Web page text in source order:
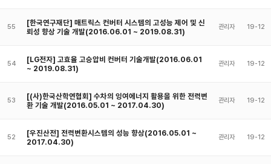
55
[한국연구재단] 매트릭스 컨버터 시스템의 고성능 제어 및 신
뢰성 향상 기술 개발(2016.06.01 ~ 2019.08.31)
관리자 19-12
54
[LG전자] 고효율 고승압비 컨버터 기술개발(2016.06.01
~ 2019.08.31)
관리자 19-12
53
[(사)한국산학연협회] 수차의 잉여에너지 활용을 위한 전력변
환 기술 개발(2016.05.01 ~ 2017.04.30)
관리자 19-12
52
[우진산전] 전력변환시스템의 성능 향상(2016.05.01 ~
2017.04.30)
관리자 19-12